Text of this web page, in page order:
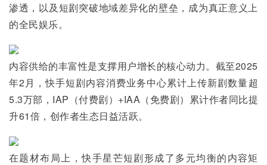
渗透，以及短剧突破地域差异化的壁垒，成为真正意义上
的全民娱乐。
内容供给的丰富性是支撑用户增长的核心动力。截至2025
年2月，快手短剧内容消费业务中心累计上传新剧数量超
5.3万部，IAP（付费剧）+IAA（免费剧）累计作者同比提
升61倍，创作者生态日益活跃。
在题材布局上，快手星芒短剧形成了多元均衡的内容矩